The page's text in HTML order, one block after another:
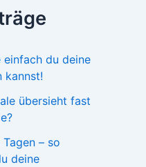
einfach du deine
kannst!
übersieht fast
– so
deine